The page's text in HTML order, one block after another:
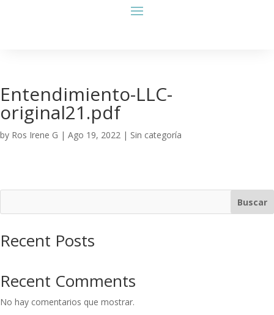
Entendimiento-LLC-
original21.pdf
by Ros Irene G | Ago 19, 2022 | Sin categoría
Buscar
Recent Posts
Recent Comments
No hay comentarios que mostrar.